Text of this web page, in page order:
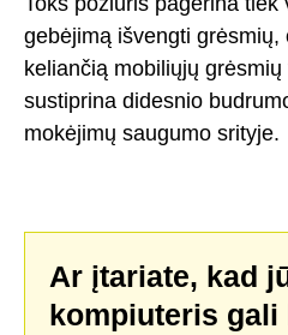
gebėjimą išvengti grėsmių,
keliančią mobiliųjų
sustiprina didesnio
mokėjimų saugumo srityje.
Ar įtariate, kad
kompiuteris gali